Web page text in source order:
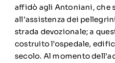
affidò agli Antoniani, che
all’assistenza dei
strada devozionale; a
costruito l’ospedale,
secolo. Al momento